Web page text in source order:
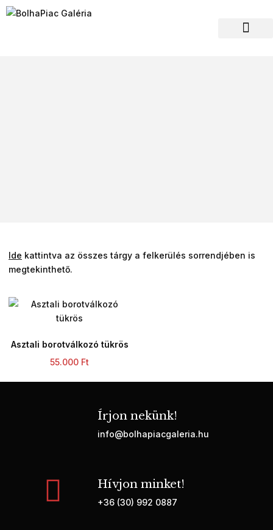
Ide kattintva az összes tárgy a felkerülés sorrendjében is
megtekinthető.
Asztali borotválkozó tükrös
55.000 Ft
Írjon nekünk!
info@bolhapiacgaleria.hu
Hívjon minket!
+36 (30) 992 0887